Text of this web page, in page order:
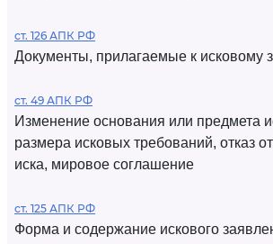
ст. 126 АПК РФ
Документы, прилагаемые к исковому
ст. 49 АПК РФ
Изменение основания или предмета
размера исковых требований, отказ
иска, мировое соглашение
ст. 125 АПК РФ
Форма и содержание искового